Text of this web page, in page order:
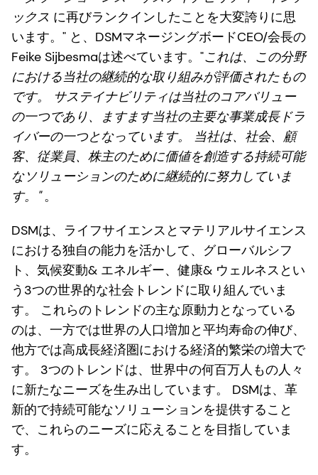
ックス に再びランクインしたことを大変誇りに思
います。" と、DSMマネージングボードCEO/会長の
Feike Sijbesmaは述べています。"これは、この分野
における当社の継続的な取り組みが評価されたもの
です。 サステイナビリティは当社のコアバリュー
の一つであり、ますます当社の主要な事業成長ドラ
イバーの一つとなっています。 当社は、社会、顧
客、従業員、株主のために価値を創造する持続可能
なソリューションのために継続的に努力していま
す。"。
DSMは、ライフサイエンスとマテリアルサイエンス
における独自の能力を活かして、グローバルシフ
ト、気候変動& エネルギー、健康& ウェルネスとい
う3つの世界的な社会トレンドに取り組んでいま
す。 これらのトレンドの主な原動力となっている
のは、一方では世界の人口増加と平均寿命の伸び、
他方では高成長経済圏における経済的繁栄の増大で
す。 3つのトレンドは、世界中の何百万人もの人々
に新たなニーズを生み出しています。 DSMは、革
新的で持続可能なソリューションを提供すること
で、これらのニーズに応えることを目指していま
す。